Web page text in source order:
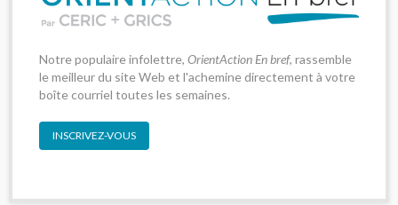
Notre populaire infolettre, OrientAction En bref, rassemble
le meilleur du site Web et l'achemine directement à votre
boîte courriel toutes les semaines.
INSCRIVEZ-VOUS